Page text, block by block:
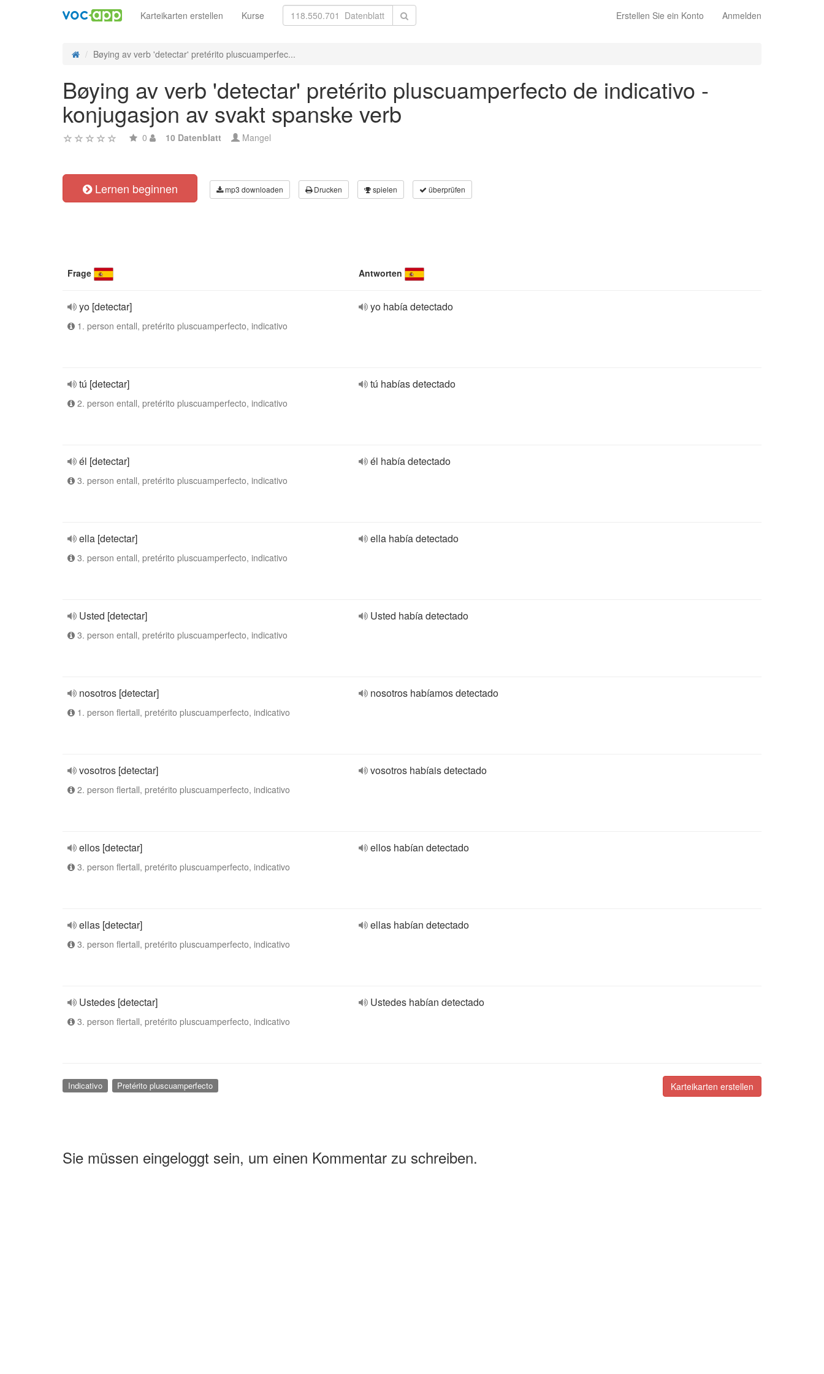
Erstellen Sie ein Konto Anmelden
Karteikarten erstellen Kurse
Bøying av verb 'detectar' pretérito pluscuamperfec...
Bøying av verb 'detectar' pretérito pluscuamperfecto de indicativo -
konjugasjon av svakt spanske verb
0 10 Datenblatt Mangel
Lernen beginnen mp3 downloaden Drucken spielen überprüfen
Frage Antworten
yo [detectar]
1. person entall, pretérito pluscuamperfecto, indicativo
yo había detectado
tú [detectar]
2. person entall, pretérito pluscuamperfecto, indicativo
tú habías detectado
él [detectar]
3. person entall, pretérito pluscuamperfecto, indicativo
él había detectado
ella [detectar]
3. person entall, pretérito pluscuamperfecto, indicativo
ella había detectado
Usted [detectar]
3. person entall, pretérito pluscuamperfecto, indicativo
Usted había detectado
nosotros [detectar]
1. person flertall, pretérito pluscuamperfecto, indicativo
nosotros habíamos detectado
vosotros [detectar]
2. person flertall, pretérito pluscuamperfecto, indicativo
vosotros habíais detectado
ellos [detectar]
3. person flertall, pretérito pluscuamperfecto, indicativo
ellos habían detectado
ellas [detectar]
3. person flertall, pretérito pluscuamperfecto, indicativo
ellas habían detectado
Ustedes [detectar]
3. person flertall, pretérito pluscuamperfecto, indicativo
Ustedes habían detectado
Karteikarten erstellen
Indicativo Pretérito pluscuamperfecto
Sie müssen eingeloggt sein, um einen Kommentar zu schreiben.